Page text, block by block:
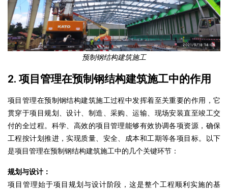
预制钢结构建筑施工
2. 项目管理在预制钢结构建筑施工中的作用
项目管理在预制钢结构建筑施工过程中发挥着至关重要的作用，它
贯穿于项目规划、设计、制造、采购、运输、现场安装直至竣工交
付的全过程。科学、高效的项目管理能够有效协调各项资源，确保
工程按计划推进，实现质量、安全、 成本和工期等各项目标。以下
是项目管理在预制钢结构建筑施工中的几个关键环节：
规划与设计：
项目管理始于项目规划与设计阶段，这是整个工程顺利实施的基